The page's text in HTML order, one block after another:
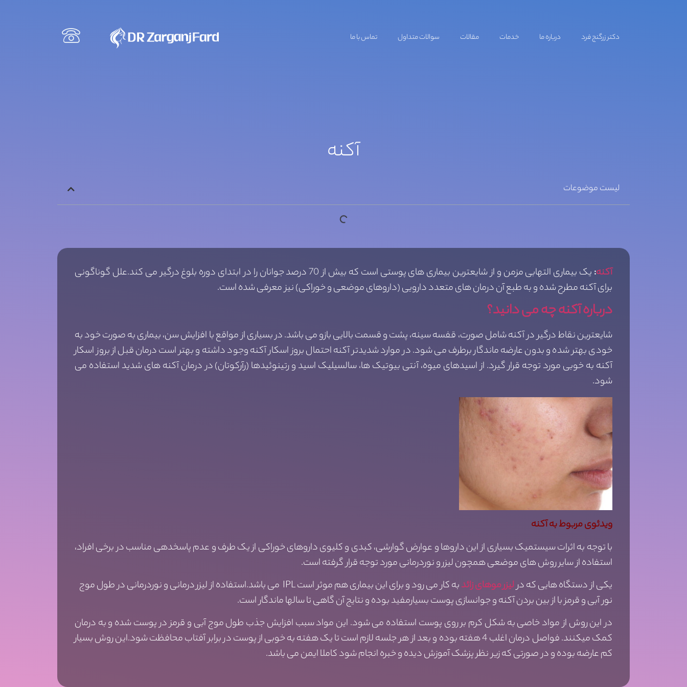
دکتر زرگنج فرد درباره ما خدمات مقالات سوالات متداول تماس با ما
آکنه
لیست موضوعات
آکنه:
یک بیماری التهابی مزمن و از شایعترین بیماری های پوستی است که بیش از 70 درصد جوانان را در ابتدای دوره بلوغ درگیر می کند.علل گوناگونی
برای آکنه مطرح شده و به طبع آن درمان های متعدد دارویی (داروهای موضعی و خوراکی) نیز معرفی شده است.
درباره آکنه چه می دانید؟
شایعترین نقاط درگیر در آکنه شامل صورت، قفسه سینه، پشت و قسمت بالایی بازو می باشد. در بسیاری از مواقع با افزایش سن، بیماری به صورت خود به
خودی بهتر شده و بدون عارضه ماندگار برطرف می شود. در موارد شدیدتر آکنه احتمال بروز اسکار آکنه وجود داشته و بهتر است درمان قبل از بروز اسکار
آکنه به خوبی مورد توجه قرار گیرد. از اسیدهای میوه، آنتی بیوتیک ها، سالسیلیک اسید و رتینوئیدها (رآرکوتان) در درمان آکنه های شدید استفاده می
شود.
ویدئوی مربوط به آکنه
با توجه به اثرات سیستمیک بسیاری از این داروها و عوارض گوارشی، کبدی و کلیوی داروهای خوراکی از یک طرف و عدم پاسخدهی مناسب در برخی افراد،
استفاده از سایر روش های موضعی همچون لیزر و نوردرمانی مورد توجه قرار گرفته است.
یکی از دستگاه هایی که درلیزر موهای زائد
به کار می رود و برای این بیماری هم موثر است IPL می باشد.استفاده از لیزر درمانی و نوردرمانی در طول موج
نور آبی و قرمز با از بین بردن آکنه و جوانسازی پوست بسیارمفید بوده و نتایج آن گاهی تا سالها ماندگار است.
در این روش از مواد خاصی به شکل کرم بر روی پوست استفاده می شود. این مواد سبب افزایش جذب طول موج آبی و قرمز در پوست شده و به درمان
کمک میکنند. فواصل درمان اغلب 4 هفته بوده و بعد از هر جلسه لازم است تا یک هفته به خوبی از پوست در برابر آفتاب محافظت شود.این روش بسیار
کم عارضه بوده و در صورتی که زیر نظر پزشک آموزش دیده و خبره انجام شود کاملا ایمن می باشد.